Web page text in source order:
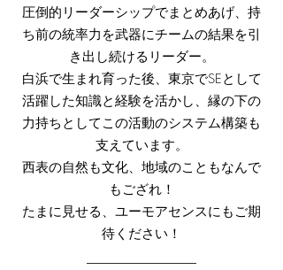
圧倒的リーダーシップでまとめあげ、持
ち前の統率力を武器にチームの結果を引
き出し続けるリーダー。
白浜で生まれ育った後、東京でSEとして
活躍した知識と経験を活かし、縁の下の
力持ちとしてこの活動のシステム構築も
支えています。
西表の自然も文化、地域のこともなんで
もござれ！
たまに見せる、ユーモアセンスにもご期
待ください！